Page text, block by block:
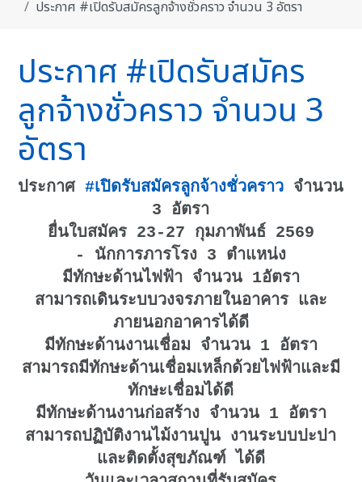
ประกาศ #เปิดรับสมัครลูกจ้างชั่วคราว จำนวน 3 อัตรา
ประกาศ #เปิดรับสมัคร
ลูกจ้างชั่วคราว จำนวน 3
อัตรา
ประกาศ#เปิดรับสมัครลูกจ้างชั่วคราว จำนวน
3 อัตรา
ยื่นใบสมัคร 23-27 กุมภาพันธ์ 2569
- นักการภารโรง 3 ตำแหน่ง
มีทักษะด้านไฟฟ้า จำนวน 1อัตรา
สามารถเดินระบบวงจรภายในอาคาร และ
ภายนอกอาคารได้ดี
มีทักษะด้านงานเชื่อม จำนวน 1 อัตรา
สามารถมีทักษะด้านเชื่อมเหล็กด้วยไฟฟ้าและมี
ทักษะเชื่อมได้ดี
มีทักษะด้านงานก่อสร้าง จำนวน 1 อัตรา
สามารถปฏิบัติงานไม้งานปูน งานระบบปะปา
และติดตั้งสุขภัณฑ์ ได้ดี